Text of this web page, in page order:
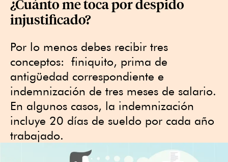
¿Cuánto me toca por despido
injustificado?
Por lo menos debes recibir tres
conceptos: finiquito, prima de
antigüedad correspondiente e
indemnización de tres meses de salario.
En algunos casos, la indemnización
incluye 20 días de sueldo por cada año
trabajado.